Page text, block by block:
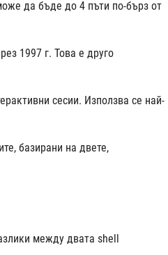
да бъде до 4 пъти по-бърз от
1997 г. Това е друго
сесии. Използва се най-
базирани на двете,
между двата shell